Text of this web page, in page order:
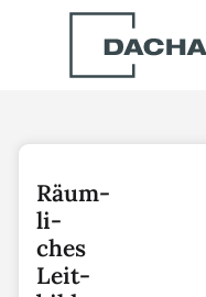
Räum­
li­
ches
Leit­